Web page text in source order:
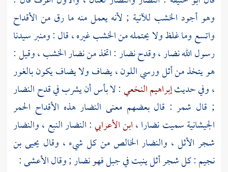
وهو أجود الخشب للآنية ; لأنه يعمل منه ما رق من الأقداح
واتسع وما غلظ ولا يحتمله من الخشب غيره ، قال : ومنبر سيدنا
رسول الله نضار ، وقدح نضار : اتخذ من نضار الخشب ، وقيل :
هو يتخذ من أثل ورسي اللون ، يضاف ولا يضاف يكون بالغور
، وفي حديثإبراهيم النخعي: لا بأس أن يشرب في قدح النضار
; قال شمر : قال بعضهم معنى النضار هذه الأقداح الحمر
الجيشانية سميت نضارا ،ابن الأعرابي: النضار النبع ، والنضار
شجر الأثل ، والنضار الخالص من كل شيء ، وقال يحيى بن
نجيم: كل شجر أثل ينبت في جبل فهو نضار ; وقالالأعشى: